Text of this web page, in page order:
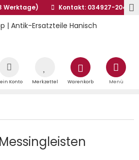
Werktage) Kontakt: 034927-20441
Konto Merkzettel Warenkorb Menü